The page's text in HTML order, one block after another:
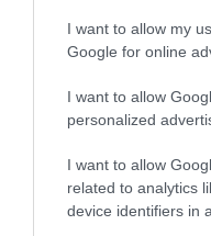
I want to allow my
Google for online
I want to allow
personalized
I want to allow
related to analytics
device identifiers in
Santa Maria di Castellabate,
A városkában